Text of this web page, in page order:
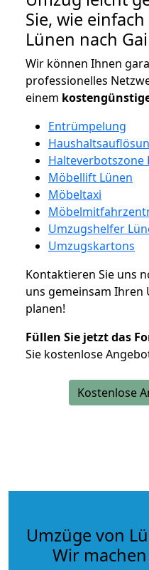
Sie, wie
Lünen nach
Wir können Ihnen
professionelles
einem
Entrümpelung
Halteverbotszone
Möbellift Lünen
Möbeltaxi
Umzugshelfer
Umzugskartons
Kontaktieren Sie uns
uns gemeinsam Ihren
planen!
Füllen Sie jetzt das
Sie kostenlose
Kostenlose
Umzüge von
Wir